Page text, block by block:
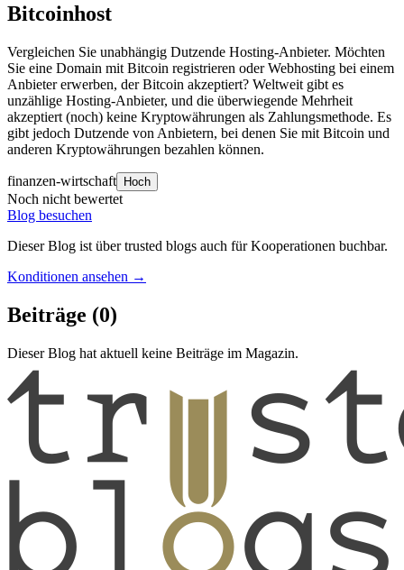
Bitcoinhost
Vergleichen Sie unabhängig Dutzende Hosting-Anbieter. Möchten
Sie eine Domain mit Bitcoin registrieren oder Webhosting bei einem
Anbieter erwerben, der Bitcoin akzeptiert? Weltweit gibt es
unzählige Hosting-Anbieter, und die überwiegende Mehrheit
akzeptiert (noch) keine Kryptowährungen als Zahlungsmethode. Es
gibt jedoch Dutzende von Anbietern, bei denen Sie mit Bitcoin und
anderen Kryptowährungen bezahlen können.
finanzen-wirtschaft Hoch
Noch nicht bewertet
Blog besuchen
Dieser Blog ist über trusted blogs auch für Kooperationen buchbar.
Konditionen ansehen →
Beiträge (0)
Dieser Blog hat aktuell keine Beiträge im Magazin.